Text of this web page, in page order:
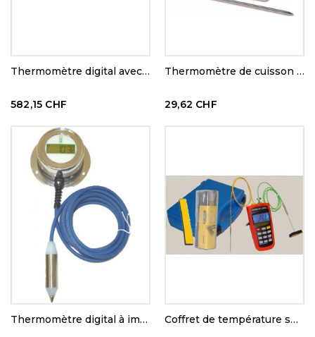
Thermomètre digital avec imprimante intégrée
582,15 CHF
Thermomètre de cuisson digital
29,62 CHF
Thermomètre digital à immersion variable Coffret de température spécial cuisson sous vide